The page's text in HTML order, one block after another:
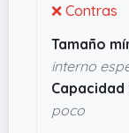
❌ Contras
Tamaño
interno
poco